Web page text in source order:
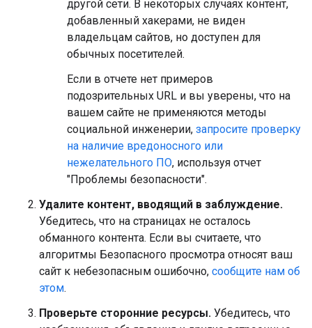
другой сети. В некоторых случаях контент,
добавленный хакерами, не виден
владельцам сайтов, но доступен для
обычных посетителей.
Если в отчете нет примеров
подозрительных URL и вы уверены, что на
вашем сайте не применяются методы
социальной инженерии, запросите проверку
на наличие вредоносного или
нежелательного ПО, используя отчет
"Проблемы безопасности".
Удалите контент, вводящий в заблуждение.
Убедитесь, что на страницах не осталось
обманного контента. Если вы считаете, что
алгоритмы Безопасного просмотра относят ваш
сайт к небезопасным ошибочно, сообщите нам об
этом.
Проверьте сторонние ресурсы. Убедитесь, что